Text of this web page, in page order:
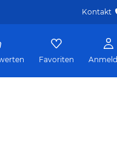
Kontakt
Favoriten